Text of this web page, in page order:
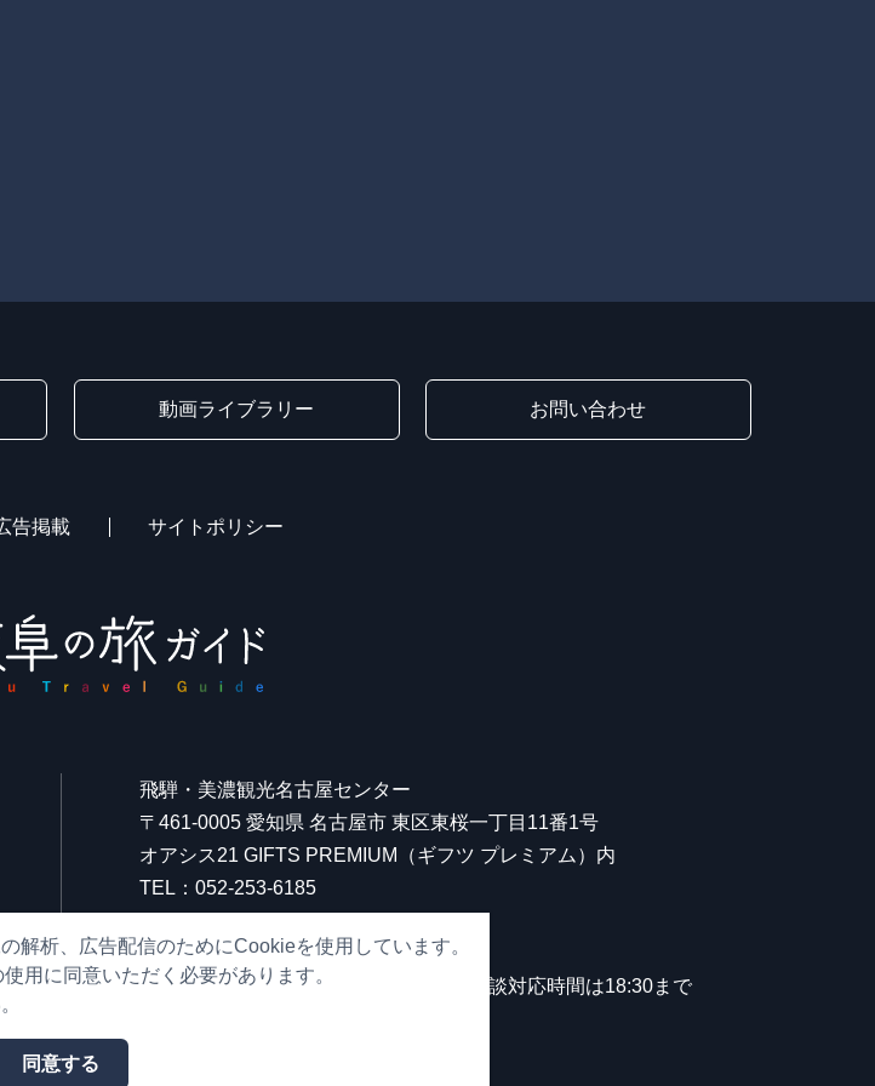
動画ライブラリー お問い合わせ
告掲載 サイトポリシー
飛騨・美濃観光名古屋センター
〒461-0005 愛知県 名古屋市 東区東桜一丁目11番1号
オアシス21 GIFTS PREMIUM（ギフツ プレミアム）内
TEL：052-253-6185
営業時間：10:00～21:00
（原則、元日を除き年中無休）※観光相談対応時間は18:30まで
解析、広告配信のためにCookieを使用しています。
用に同意いただく必要があります。
同意する